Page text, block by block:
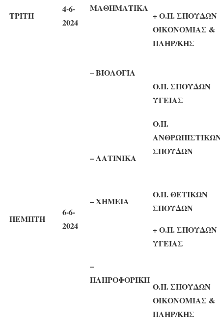
ΤΡΙΤΗ
4-6-
2024
ΜΑΘΗΜΑΤΙΚΑ
– ΒΙΟΛΟΓΙΑ
+ Ο.Π. ΣΠΟΥΔΩΝ
ΟΙΚΟΝΟΜΙΑΣ &
ΠΛΗΡ/ΚΗΣ
Ο.Π. ΣΠΟΥΔΩΝ
ΥΓΕΙΑΣ
ΠΕΜΠΤΗ
6-6-
2024
– ΛΑΤΙΝΙΚΑ
– ΧΗΜΕΙΑ
–
ΠΛΗΡΟΦΟΡΙΚΗ
Ο.Π.
ΣΠΟΥΔΩΝ
Ο.Π. ΘΕΤΙΚΩΝ
ΣΠΟΥΔΩΝ
+ Ο.Π. ΣΠΟΥΔΩΝ
ΥΓΕΙΑΣ
Ο.Π. ΣΠΟΥΔΩΝ
ΟΙΚΟΝΟΜΙΑΣ &
ΠΛΗΡ/ΚΗΣ